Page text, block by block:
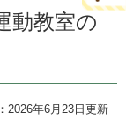
動教室の
2026年6月23日更新